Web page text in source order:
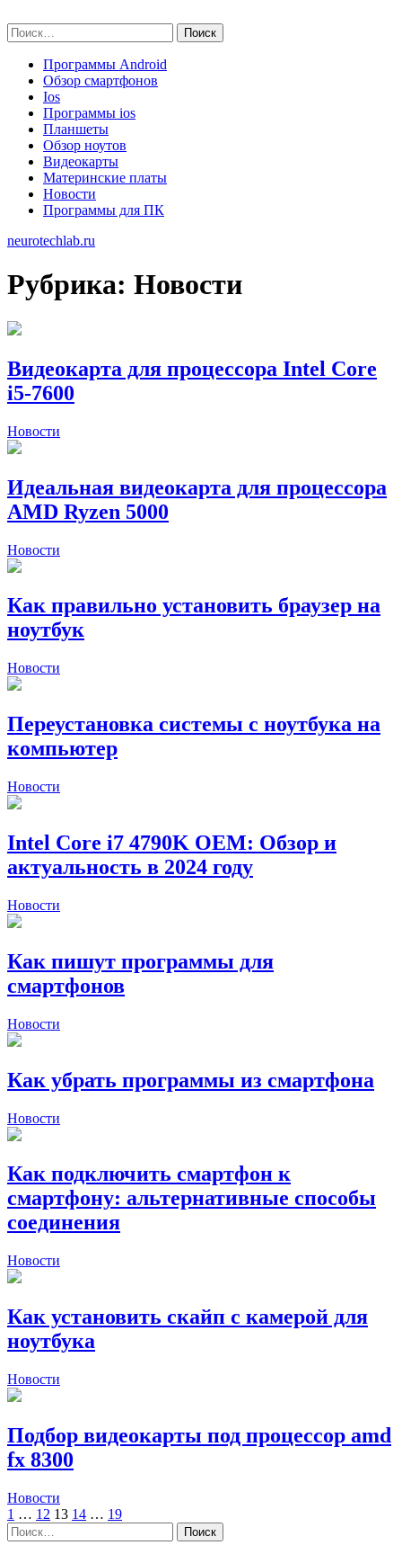
to
content
Найти:
Программы Android
Обзор смартфонов
Ios
Программы ios
Планшеты
Обзор ноутов
Видеокарты
Материнские платы
Новости
Программы для ПК
neurotechlab.ru
Рубрика: Новости
Видеокарта для процессора Intel Core
i5-7600
Новости
Идеальная видеокарта для процессора
AMD Ryzen 5000
Новости
Как правильно установить браузер на
ноутбук
Новости
Переустановка системы с ноутбука на
компьютер
Новости
Intel Core i7 4790K OEM: Обзор и
актуальность в 2024 году
Новости
Как пишут программы для
смартфонов
Новости
Как убрать программы из смартфона
Новости
Как подключить смартфон к
смартфону: альтернативные способы
соединения
Новости
Как установить скайп с камерой для
ноутбука
Новости
Подбор видеокарты под процессор amd
fx 8300
Новости
Пагинация
записей
1 … 12 13 14 … 19
Найти: